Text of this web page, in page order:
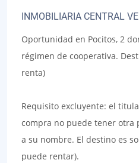
INMOBILIARIA CENTRAL
Oportunidad en Pocitos, 2
régimen de cooperativa.
renta)
Requisito excluyente: el
compra no puede tener otra
a su nombre. El destino es
puede rentar).